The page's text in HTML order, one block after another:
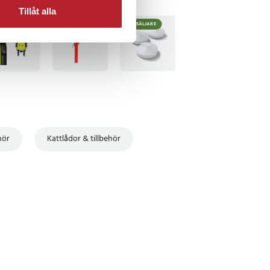
Tillåt alla
BÄSTSÄLJARE
Kattlådor & tillbehör